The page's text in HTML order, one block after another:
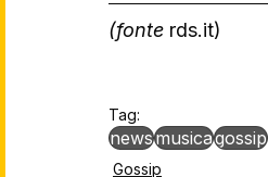
(fonte rds.it)
Tag:
newsmusicagossip
Gossip